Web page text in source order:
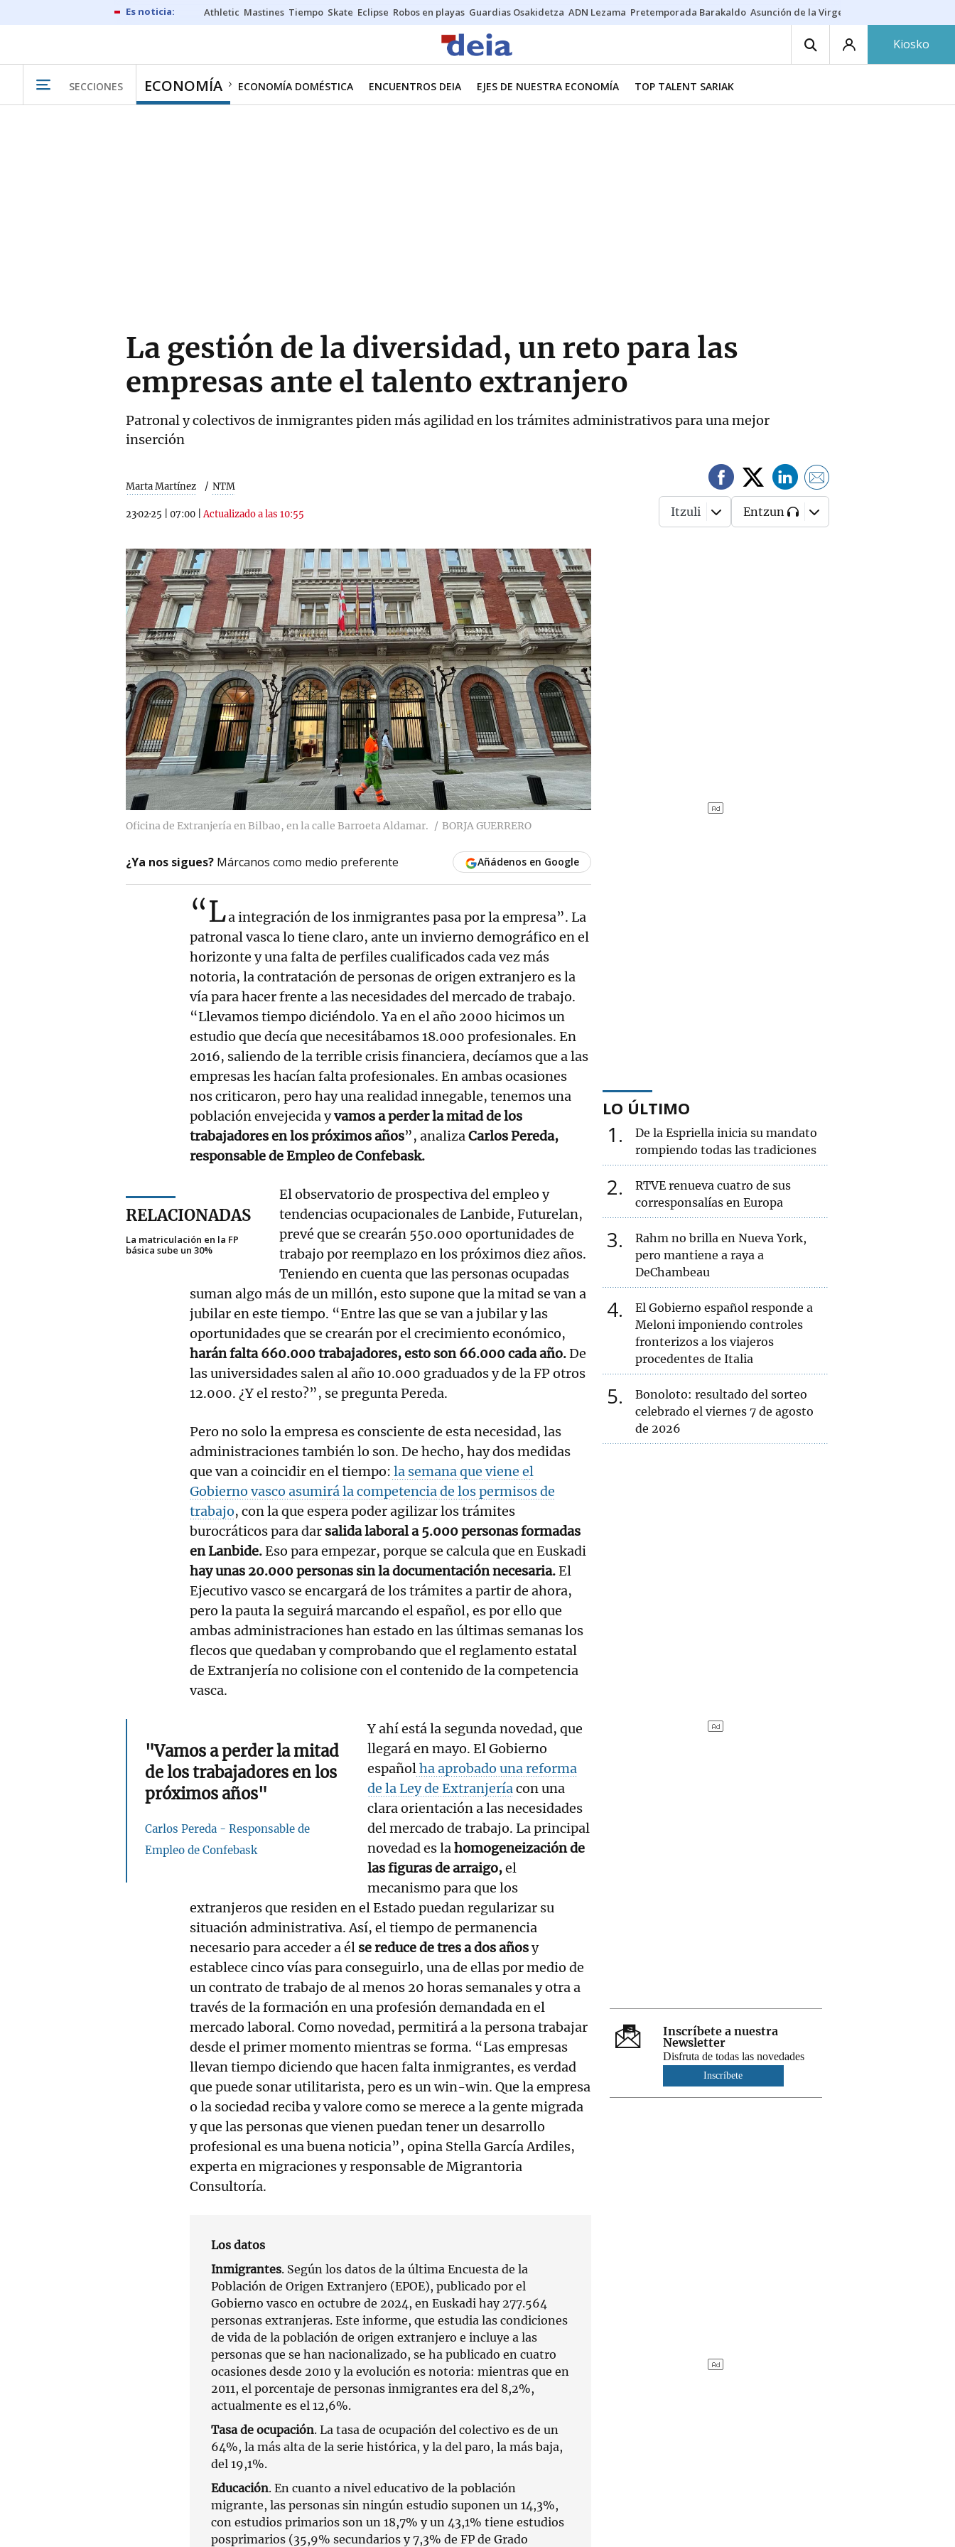
Athletic Mastines Tiempo Skate Eclipse Robos en playas Guardias Osakidetza ADN Lezama Pretemporada Barakaldo Asunción de la Virgen
Kiosko
SECCIONES ECONOMÍA ECONOMÍA DOMÉSTICA ENCUENTROS DEIA EJES DE NUESTRA ECONOMÍA TOP TALENT SARIAK
La gestión de la diversidad, un reto para las
empresas ante el talento extranjero
Patronal y colectivos de inmigrantes piden más agilidad en los trámites administrativos para una mejor
inserción
Marta Martínez NTM
23·02·25 07:00 |Actualizado a las 10:55 Itzuli Entzun
Oficina de Extranjería en Bilbao, en la calle Barroeta Aldamar. BORJA GUERRERO
¿Ya nos sigues? Márcanos como medio preferente Añádenos en Google
“La integración de los inmigrantes pasa por la empresa”. La
patronal vasca lo tiene claro, ante un invierno demográfico en el
horizonte y una falta de perfiles cualificados cada vez más
notoria, la contratación de personas de origen extranjero es la
vía para hacer frente a las necesidades del mercado de trabajo.
“Llevamos tiempo diciéndolo. Ya en el año 2000 hicimos un
estudio que decía que necesitábamos 18.000 profesionales. En
2016, saliendo de la terrible crisis financiera, decíamos que a las
empresas les hacían falta profesionales. En ambas ocasiones
nos criticaron, pero hay una realidad innegable, tenemos una
población envejecida yvamos a perder la mitad de los
trabajadores en los próximos años”, analizaCarlos Pereda,
responsable de Empleo de Confebask.
RELACIONADAS
La matriculación en la FP
básica sube un 30%
El observatorio de prospectiva del empleo y
tendencias ocupacionales de Lanbide, Futurelan,
prevé que se crearán 550.000 oportunidades de
trabajo por reemplazo en los próximos diez años.
Teniendo en cuenta que las personas ocupadas
suman algo más de un millón, esto supone que la mitad se van a
jubilar en este tiempo. “Entre las que se van a jubilar y las
oportunidades que se crearán por el crecimiento económico,
harán falta 660.000 trabajadores, esto son 66.000 cada año.De
las universidades salen al año 10.000 graduados y de la FP otros
12.000. ¿Y el resto?”, se pregunta Pereda.
Pero no solo la empresa es consciente de esta necesidad, las
administraciones también lo son. De hecho, hay dos medidas
que van a coincidir en el tiempo: la semana que viene el
Gobierno vasco asumirá la competencia de los permisos de
trabajo, con la que espera poder agilizar los trámites
burocráticos para dar salida laboral a 5.000 personas formadas
en Lanbide.Eso para empezar, porque se calcula que en Euskadi
hay unas 20.000 personas sin la documentación necesaria.El
Ejecutivo vasco se encargará de los trámites a partir de ahora,
pero la pauta la seguirá marcando el español, es por ello que
ambas administraciones han estado en las últimas semanas los
flecos que quedaban y comprobando que el reglamento estatal
de Extranjería no colisione con el contenido de la competencia
vasca.
"Vamos a perder la mitad
de los trabajadores en los
próximos años"
Carlos Pereda - Responsable de
Empleo de Confebask
Y ahí está la segunda novedad, que
llegará en mayo. El Gobierno
españolha aprobado una reforma
de la Ley de Extranjeríacon una
clara orientación a las necesidades
del mercado de trabajo. La principal
novedad es lahomogeneización de
las figuras de arraigo,el
mecanismo para que los
extranjeros que residen en el Estado puedan regularizar su
situación administrativa. Así, el tiempo de permanencia
necesario para acceder a él se reduce de tres a dos añosy
establece cinco vías para conseguirlo, una de ellas por medio de
un contrato de trabajo de al menos 20 horas semanales y otra a
través de la formación en una profesión demandada en el
mercado laboral. Como novedad, permitirá a la persona trabajar
desde el primer momento mientras se forma. “Las empresas
llevan tiempo diciendo que hacen falta inmigrantes, es verdad
que puede sonar utilitarista, pero es un win-win. Que la empresa
o la sociedad reciba y valore como se merece a la gente migrada
y que las personas que vienen puedan tener un desarrollo
profesional es una buena noticia”, opina Stella García Ardiles,
experta en migraciones y responsable de Migrantoria
Consultoría.
Los datos
Inmigrantes. Según los datos de la última Encuesta de la
Población de Origen Extranjero (EPOE), publicado por el
Gobierno vasco en octubre de 2024, en Euskadi hay 277.564
personas extranjeras. Este informe, que estudia las condiciones
de vida de la población de origen extranjero e incluye a las
personas que se han nacionalizado, se ha publicado en cuatro
ocasiones desde 2010 y la evolución es notoria: mientras que en
2011, el porcentaje de personas inmigrantes era del 8,2%,
actualmente es el 12,6%.
Tasa de ocupación. La tasa de ocupación del colectivo es de un
64%, la más alta de la serie histórica, y la del paro, la más baja,
del 19,1%.
Educación. En cuanto a nivel educativo de la población
migrante, las personas sin ningún estudio suponen un 14,3%,
con estudios primarios son un 18,7% y un 43,1% tiene estudios
posprimarios (35,9% secundarios y 7,3% de FP de Grado
LO ÚLTIMO
1
De la Espriella inicia su mandato
rompiendo todas las tradiciones
2
RTVE renueva cuatro de sus
corresponsalías en Europa
3
Rahm no brilla en Nueva York,
pero mantiene a raya a
DeChambeau
4
El Gobierno español responde a
Meloni imponiendo controles
fronterizos a los viajeros
procedentes de Italia
5
Bonoloto: resultado del sorteo
celebrado el viernes 7 de agosto
de 2026
Inscríbete a nuestra
Newsletter
Disfruta de todas las novedades
Inscríbete